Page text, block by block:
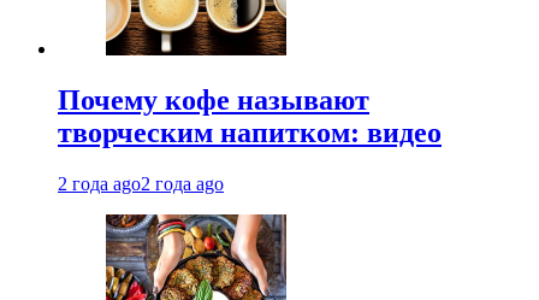
Почему кофе называют
творческим напитком: видео
2 года ago2 года ago